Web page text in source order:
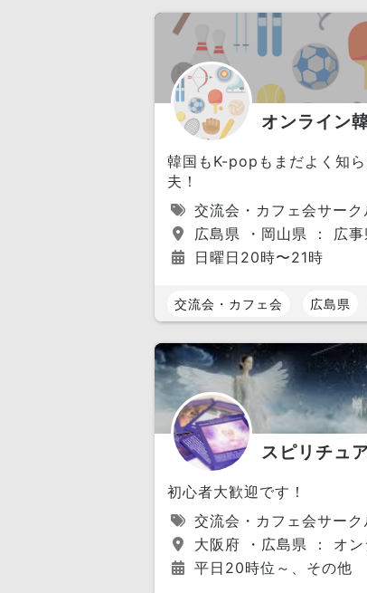
オンライン
韓国もK-popもまだよく知
夫！
交流会・カフェ会サーク
広島県 ・岡山県 ： 広
日曜日20時〜21時
交流会・カフェ会 広島県
スピリチュ
初心者大歓迎です！
交流会・カフェ会サーク
大阪府 ・広島県 ： オン
平日20時位～、その他